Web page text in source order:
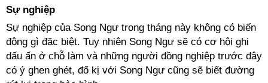
Sự nghiệp
Sự nghiệp của Song Ngư trong tháng này không có biến
động gì đặc biệt. Tuy nhiên Song Ngư sẽ có cơ hội ghi
dấu ấn ở chỗ làm và những người đồng nghiệp trước đây
có ý ghen ghét, đố kị với Song Ngư cũng sẽ biết đường